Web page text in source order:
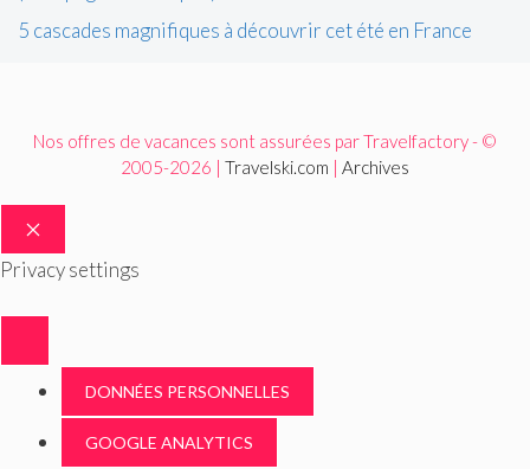
5 cascades magnifiques à découvrir cet été en France
Nos offres de vacances sont assurées par Travelfactory - ©
2005-2026 | Travelski.com Archives
FERMER
Privacy settings
DONNÉES PERSONNELLES
GOOGLE ANALYTICS